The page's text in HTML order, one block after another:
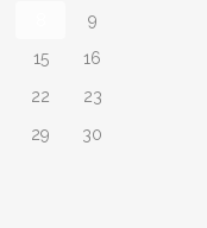
9
15
16
22
23
29
30